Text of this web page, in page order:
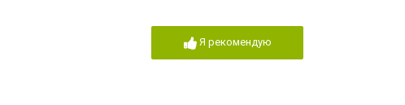
Я рекомендую